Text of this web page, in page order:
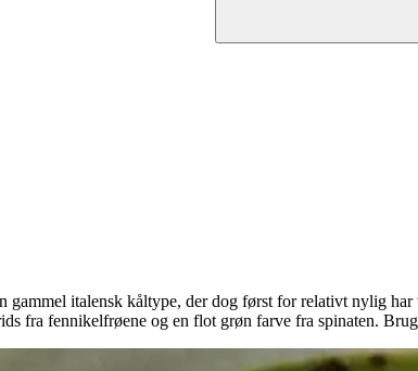
italensk kåltype, der dog først for relativt nylig
fra fennikelfrøene og en flot grøn farve fra spinaten.